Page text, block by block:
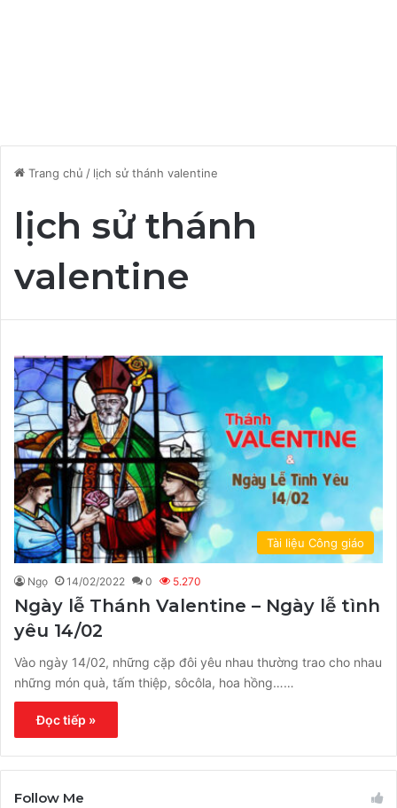
Trang chủ / lịch sử thánh valentine
lịch sử thánh
valentine
Tài liệu Công giáo
Ngọ 14/02/2022 0 5.270
Ngày lễ Thánh Valentine – Ngày lễ tình
yêu 14/02
Vào ngày 14/02, những cặp đôi yêu nhau thường trao cho nhau
những món quà, tấm thiệp, sôcôla, hoa hồng……
Đọc tiếp »
Follow Me